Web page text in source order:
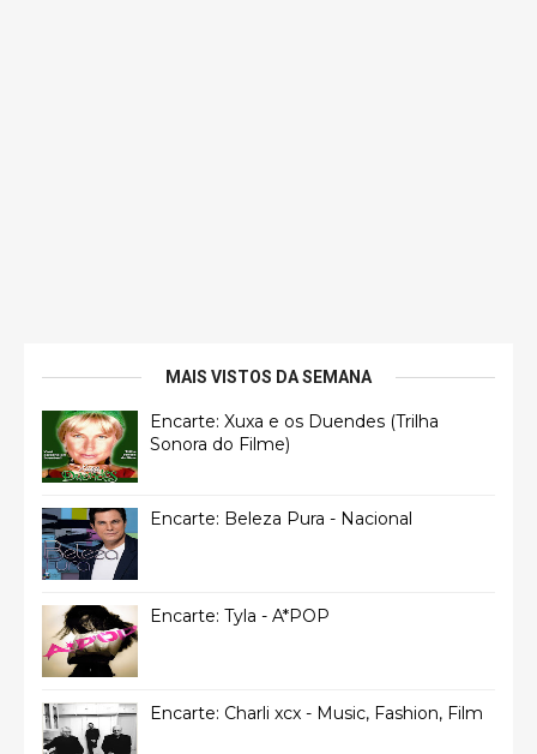
MAIS VISTOS DA SEMANA
Encarte: Xuxa e os Duendes (Trilha
Sonora do Filme)
Encarte: Beleza Pura - Nacional
Encarte: Tyla - A*POP
Encarte: Charli xcx - Music, Fashion, Film